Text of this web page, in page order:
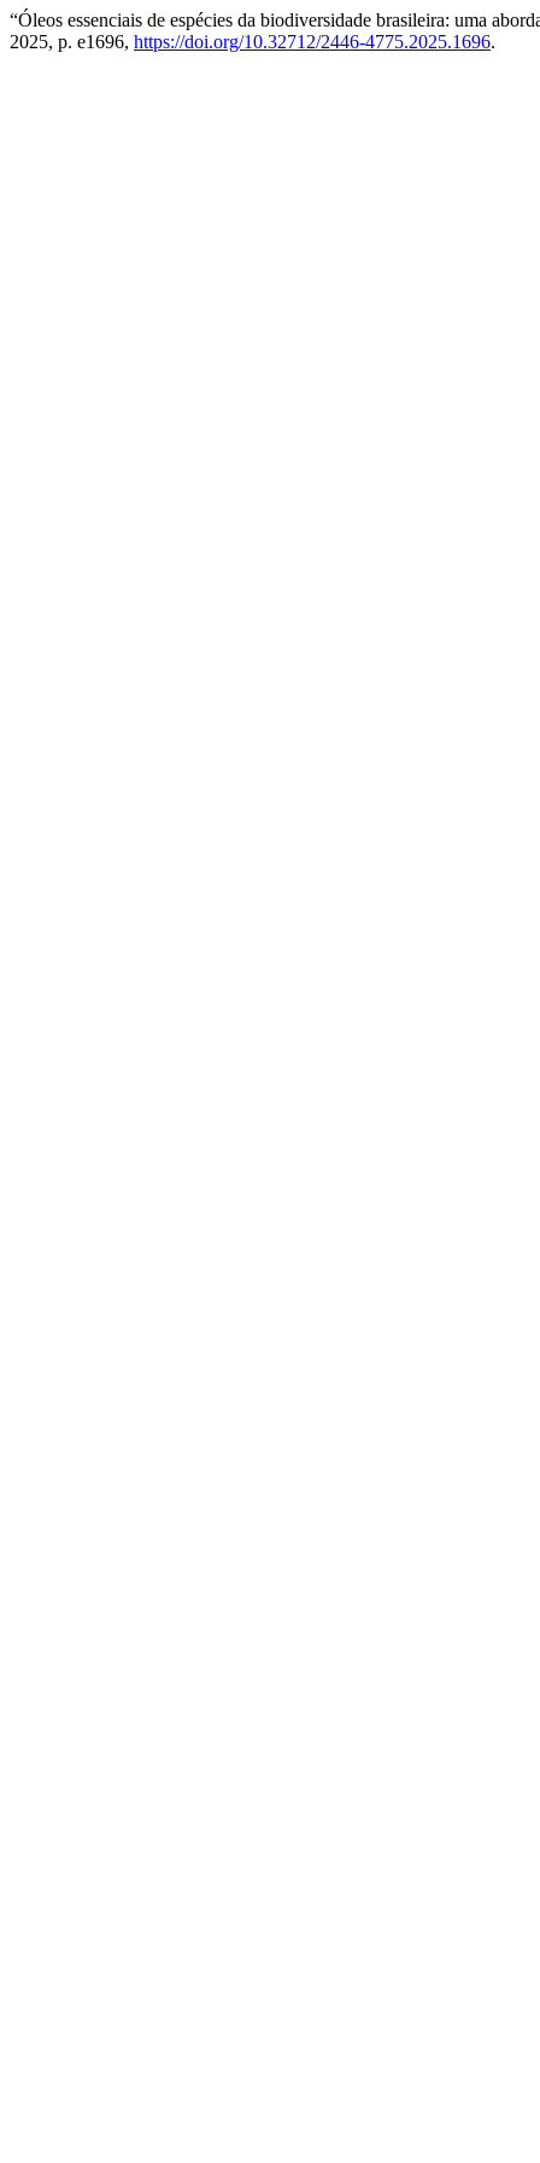
“Óleos essenciais de espécies da biodiversidade brasileira: uma
2025, p. e1696, https://doi.org/10.32712/2446-4775.2025.1696.